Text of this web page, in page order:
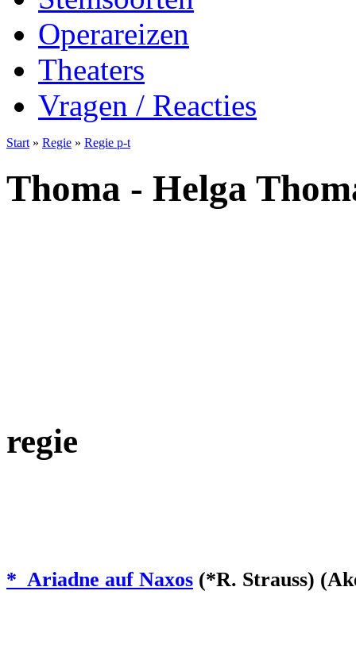
Operareizen
Theaters
Vragen / Reacties
Start » Regie » Regie p-t
Thoma - Helga
regie
* Ariadne auf Naxos (*R. Strauss)